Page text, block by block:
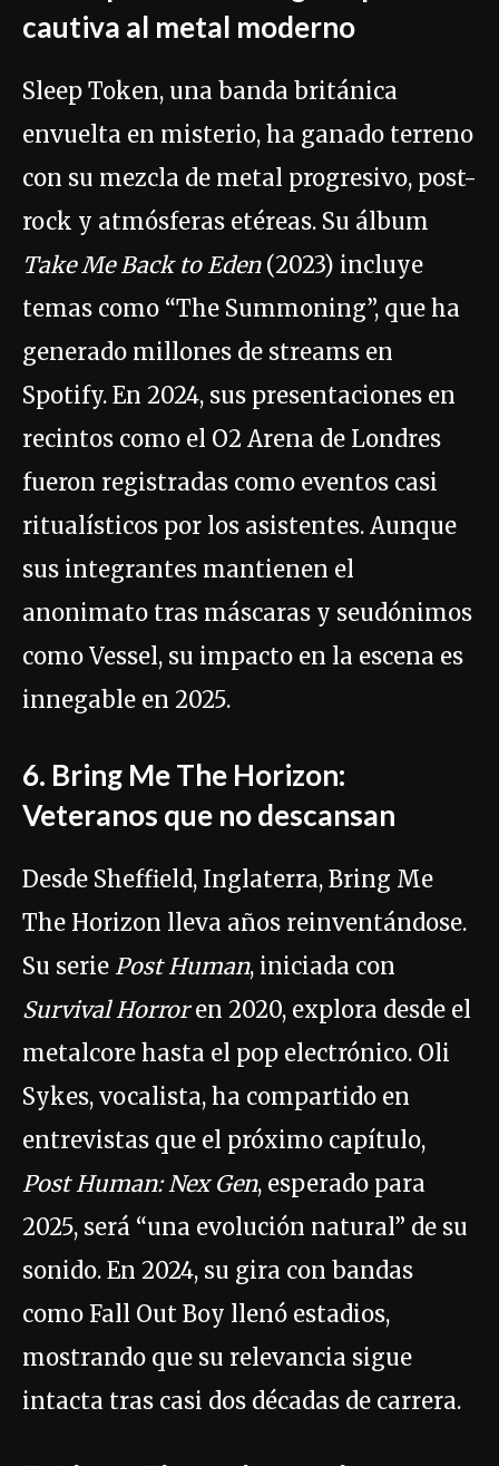
cautiva al metal moderno
Sleep Token, una banda británica
envuelta en misterio, ha ganado terreno
con su mezcla de metal progresivo, post-
rock y atmósferas etéreas. Su álbum
Take Me Back to Eden(2023) incluye
temas como “The Summoning”, que ha
generado millones de streams en
Spotify. En 2024, sus presentaciones en
recintos como el O2 Arena de Londres
fueron registradas como eventos casi
ritualísticos por los asistentes. Aunque
sus integrantes mantienen el
anonimato tras máscaras y seudónimos
como Vessel, su impacto en la escena es
innegable en 2025.
6. Bring Me The Horizon:
Veteranos que no descansan
Desde Sheffield, Inglaterra, Bring Me
The Horizon lleva años reinventándose.
Su serie Post Human, iniciada con
Survival Horroren 2020, explora desde el
metalcore hasta el pop electrónico. Oli
Sykes, vocalista, ha compartido en
entrevistas que el próximo capítulo,
Post Human: Nex Gen, esperado para
2025, será “una evolución natural” de su
sonido. En 2024, su gira con bandas
como Fall Out Boy llenó estadios,
mostrando que su relevancia sigue
intacta tras casi dos décadas de carrera.